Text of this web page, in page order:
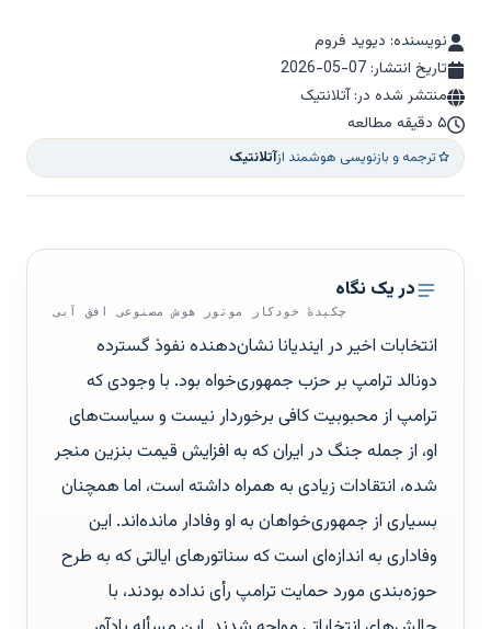
نویسنده: دیوید فروم
تاریخ انتشار: 2026-05-07
منتشر شده در: آتلانتیک
۵ دقیقه مطالعه
ترجمه و بازنویسی هوشمند ازآتلانتیک
در یک نگاه
چکیدهٔ خودکار موتور هوش مصنوعی افق آبی
انتخابات اخیر در ایندیانا نشان‌دهنده نفوذ گسترده
دونالد ترامپ بر حزب جمهوری‌خواه بود. با وجودی که
ترامپ از محبوبیت کافی برخوردار نیست و سیاست‌های
او، از جمله جنگ در ایران که به افزایش قیمت بنزین منجر
شده، انتقادات زیادی به همراه داشته است، اما همچنان
بسیاری از جمهوری‌خواهان به او وفادار مانده‌اند. این
وفاداری به اندازه‌ای است که سناتورهای ایالتی که به طرح
حوزه‌بندی مورد حمایت ترامپ رأی نداده بودند، با